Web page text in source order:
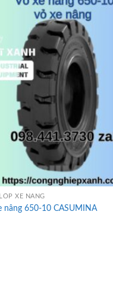
XE NÂNG
nâng 650-10 CASUMINA